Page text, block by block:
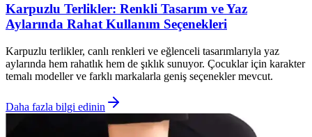
Karpuzlu Terlikler: Renkli Tasarım ve Yaz
Aylarında Rahat Kullanım Seçenekleri
Karpuzlu terlikler, canlı renkleri ve eğlenceli tasarımlarıyla yaz
aylarında hem rahatlık hem de şıklık sunuyor. Çocuklar için karakter
temalı modeller ve farklı markalarla geniş seçenekler mevcut.
Daha fazla bilgi edinin